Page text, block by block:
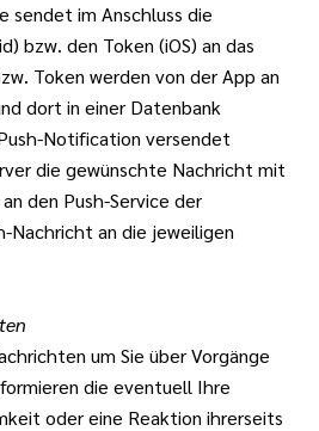
sendet im Anschluss die
bzw. den Token (iOS) an das
Token werden von der App an
dort in einer Datenbank
Notification versendet
die gewünschte Nachricht mit
den Push-Service der
Nachricht an die jeweiligen
um Sie über Vorgänge
die eventuell Ihre
oder eine Reaktion ihrerseits